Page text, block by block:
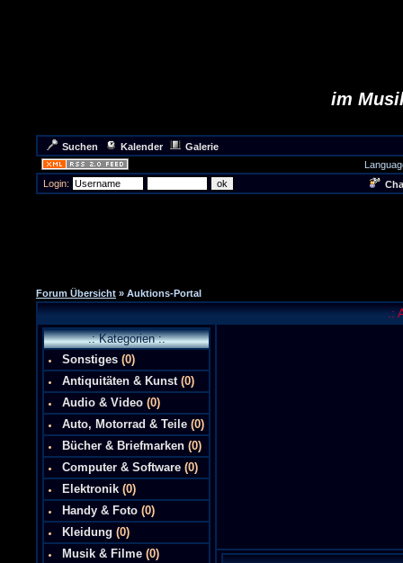
im
Suchen Kalender
Galerie
Login:
Forum Übersicht » Auktions-Portal
.:
.: Kategorien :.
Sonstiges (0)
Antiquitäten & Kunst(0)
Audio & Video (0)
Auto, Motorrad & Teile (0)
Bücher & Briefmarken (0)
Computer & Software (0)
Elektronik (0)
Handy & Foto (0)
Kleidung (0)
Musik & Filme (0)